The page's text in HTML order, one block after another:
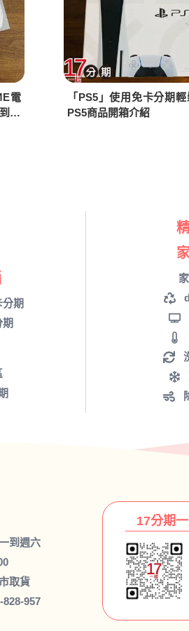
電
，
「PS5」使用免卡分期輕
PS5商品開箱介紹
期
到週六
取貨
828-957
17分期